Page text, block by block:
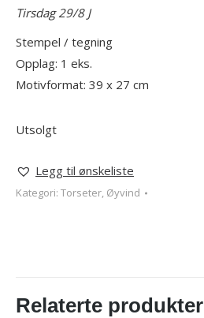
Tirsdag 29/8 J
Stempel / tegning
Opplag: 1 eks.
Motivformat: 39 x 27 cm
Utsolgt
Legg til ønskeliste
Kategori: Torseter, Øyvind
Relaterte produkter